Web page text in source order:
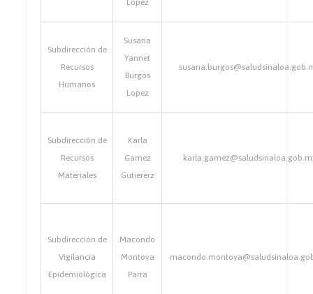
López
Subdirección de
Recursos
Humanos
Susana
Yannet
Burgos
Lopez
Subdirección de
Recursos
Materiales
Karla
Gamez
Gutiererz
Subdirección de
Vigilancia
Epidemiológica
Macondo
Montoya
Parra